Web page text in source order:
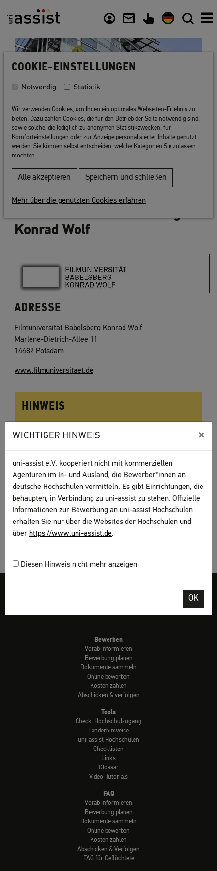
WICHTIGER HINWEIS ×
uni-assist e.V. kooperiert nicht mit kommerziellen
Agenturen im In- und Ausland, die Bewerber*innen an
deutsche Hochschulen vermitteln. Es gibt Einrichtungen, die
behaupten, in Verbindung zu uni-assist zu stehen. Offizielle
Informationen zur Bewerbung an uni-assist Hochschulen
erhalten Sie nur über die Websites der Hochschulen und
über https://www.uni-assist.de.
Diesen Hinweis nicht mehr anzeigen
OK
Zurück zur Liste
Konrad Wolf
ADRESSE
Filmuniversität Babelsberg Konrad Wolf
Marlene-Dietrich-Allee 11
14482 Potsdam
www.filmuniversitaet.de
HINWEIS
über das besondere Bewerbungsverfahren. Sie
(VPD), mit der Sie sich direkt bei der Hochschule
bewerben.
DGS
Bewerben
Vorab informieren
Bewerbung planen
Dokumente sammeln
Online bewerben
Kosten zahlen
Abschicken & verfolgen
Tools
Check: Hochschulzugang
Länderhinweise
uni-assist Hochschulen
Checklisten
Links
Glossar
Video-Tutorials
FAQ
Vorab informieren
Bewerbung planen
Dokumente sammeln
Online bewerben
Kosten zahlen
Abschicken & Verfolgen
FAQ für Geflüchtete
COOKIE-EINSTELLUNGEN
Notwendig Statistik
Wir verwenden Cookies, um Ihnen ein optimales Webseiten-Erlebnis zu
bieten. Dazu zählen Cookies, die für den Betrieb der Seite notwendig sind,
sowie solche, die lediglich zu anonymen Statistikzwecken, für
Komforteinstellungen oder zur Anzeige personalisierter Inhalte genutzt
werden. Sie können selbst entscheiden, welche Kategorien Sie zulassen
möchten.
Alle akzeptieren Speichern und schließen
Mehr über die genutzten Cookies erfahren